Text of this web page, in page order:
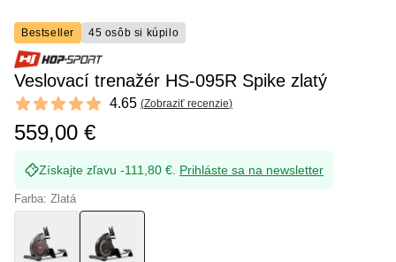
Bestseller 45 osôb si kúpilo
Veslovací trenažér HS-095R Spike zlatý
Reviews
4.65 out of 5 stars 4.65 (Zobraziť recenzie)
559,00 €
Získajte zľavu -111,80 €. Prihláste sa na newsletter
Farba: Zlatá